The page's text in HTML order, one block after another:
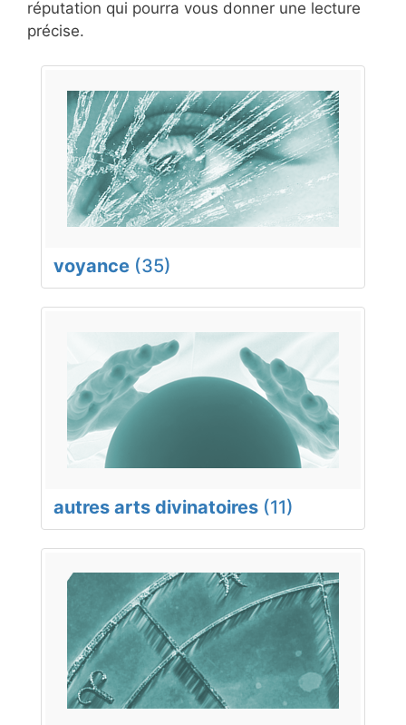
réputation qui pourra vous donner une lecture
précise.
voyance (35)
autres arts divinatoires (11)